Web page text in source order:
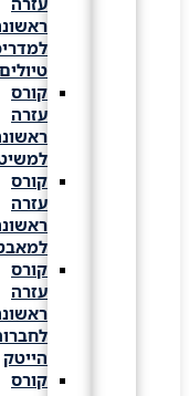
ראשונה
למדריכי
טיולים
קורס
עזרה
ראשונה
למשיטים
קורס
עזרה
ראשונה
למאבטחים
קורס
עזרה
ראשונה
לחברות
הייטק
קורס